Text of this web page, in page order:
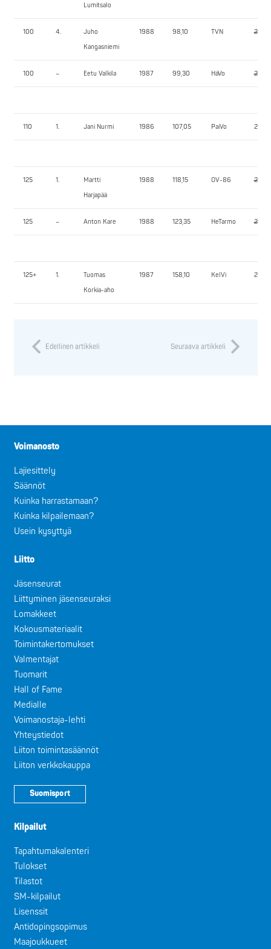
Lumitsalo
100 4.
Juho
Kangasniemi
1988 98,10 TVN 215,0
100 – Eetu Valkila 1987 99,30 HäVo 240,0
110 1. Jani Nurmi 1986 107,05 PaiVo 240,0
125 1.
Martti
Harjapää
1988 118,15 OV-86 290,0
125 – Anton Kare 1988 123,35 HeTarmo 260,0
125+ 1.
Tuomas
Korkia-aho
1987 158,10 KelVi 290,0
Edellinen artikkeli Seuraava artikkeli
Voimanosto
Lajiesittely
Säännöt
Kuinka harrastamaan?
Kuinka kilpailemaan?
Usein kysyttyä
Liitto
Jäsenseurat
Liittyminen jäsenseuraksi
Lomakkeet
Kokousmateriaalit
Toimintakertomukset
Valmentajat
Tuomarit
Hall of Fame
Medialle
Voimanostaja-lehti
Yhteystiedot
Liiton toimintasäännöt
Liiton verkkokauppa
Suomisport
Kilpailut
Tapahtumakalenteri
Tulokset
Tilastot
SM-kilpailut
Lisenssit
Antidopingsopimus
Maajoukkueet